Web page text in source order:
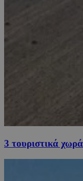
3 τουριστικά